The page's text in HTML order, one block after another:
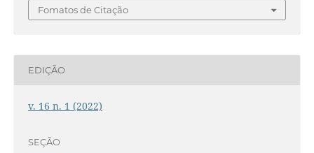
Fomatos de Citação
EDIÇÃO
v. 16 n. 1 (2022)
SEÇÃO